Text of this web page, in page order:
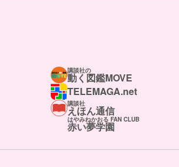
講談社の
動く図鑑MOVE
TELEMAGA.net
講談社
えほん通信
はやみねかおる FAN CLUB
赤い夢学園